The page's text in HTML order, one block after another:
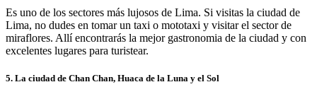
Es uno de los sectores más lujosos de Lima. Si visitas la ciudad de
Lima, no dudes en tomar un taxi o mototaxi y visitar el sector de
miraflores. Allí encontrarás la mejor gastronomia de la ciudad y con
excelentes lugares para turistear.
5. La ciudad de Chan Chan, Huaca de la Luna y el Sol